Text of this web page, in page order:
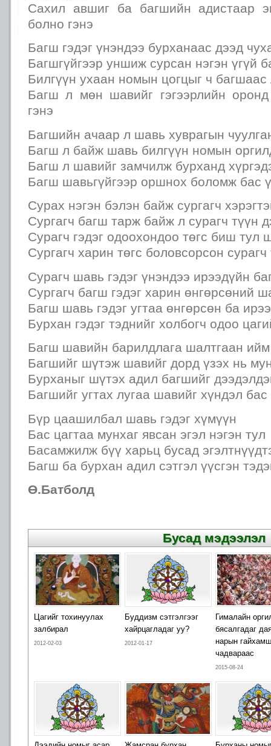
Сахил авшиг ба багшийн адистаар
болно гэнэ
Багш гэдэг үнэндээ бурханаас дээд
Багшгүйгээр уншиж сурсан нэгэн үгүй
Билгүүн ухаан номын цогцыг ч
Багш л мөн шавийг гэгээрлийн
гэнэ
Багшийн ачаар л шавь хуврагын
Багш л байж шавь билгүүн номын
Багш л шавийг замчилж бурханд
Багш шавьгүйгээр оршнох боломж бас
Сурах нэгэн бэлэн байж сургагч
Сургагч багш тарж байж л сурагч түүн
Сурагч гэдэг одоохондоо төгс биш тул
Сургагч харин төгс боловсорсон
Сурагч шавь гэдэг үнэндээ ирээдүйн
Сургагч багш гэдэг харин өнгөрсөний
Багш шавь гэдэг угтаа өнгөрсөн ба
Бурхан гэдэг тэднийг холбогч одоо
Багш шавийн барилдлага шалтгаан
Багшийг шүтэж шавийг дорд үзэх нь
Бурханыг шүтэх адил багшийг
Багшийг угтах лугаа шавийг хүндэл бас
Бүр цаашилбал шавь гэдэг хүмүүн
Бас цагтаа мунхаг явсан эгэл нэгэн тул
Басамжилж бүү харьц бусад
Багш ба бурхан адил сэтгэл үүсгэн
Ө.Батболд
Бусад мэдээлэл
Цагийг тохинуулах
залбирал
2012-02-03
Буддизм сэтгэлгээг
хайрцагладаг уу?
2012-01-17
Гималайн
бясалгадаг
нарын
чадвараас
2015-08-24